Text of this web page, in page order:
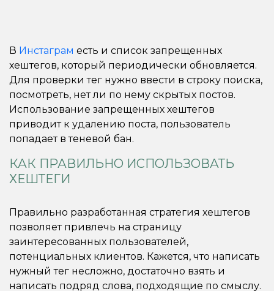
В Инстаграм есть и список запрещенных
хештегов, который периодически обновляется.
Для проверки тег нужно ввести в строку поиска,
посмотреть, нет ли по нему скрытых постов.
Использование запрещенных хештегов
приводит к удалению поста, пользователь
попадает в теневой бан.
КАК ПРАВИЛЬНО ИСПОЛЬЗОВАТЬ
ХЕШТЕГИ
Правильно разработанная стратегия хештегов
позволяет привлечь на страницу
заинтересованных пользователей,
потенциальных клиентов. Кажется, что написать
нужный тег несложно, достаточно взять и
написать подряд слова, подходящие по смыслу.